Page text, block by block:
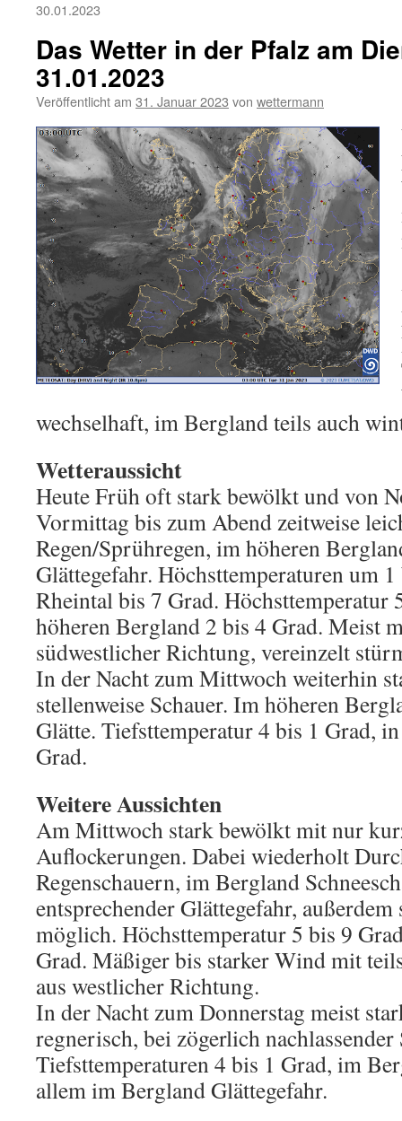
30.01.2023
Das Wetter in der Pfalz am
31.01.2023
Veröffentlicht am 31. Januar 2023 von wettermann
wechselhaft, im Bergland teils auch
Wetteraussicht
Heute Früh oft stark bewölkt und von
Vormittag bis zum Abend zeitweise
Regen/Sprühregen, im höheren
Glättegefahr. Höchsttemperaturen um
Rheintal bis 7 Grad. Höchsttemperatur
höheren Bergland 2 bis 4 Grad. Meist
südwestlicher Richtung, vereinzelt
In der Nacht zum Mittwoch weiterhin
stellenweise Schauer. Im höheren
Glätte. Tiefsttemperatur 4 bis 1 Grad,
Grad.
Weitere Aussichten
Am Mittwoch stark bewölkt mit nur
Auflockerungen. Dabei wiederholt
Regenschauern, im Bergland
entsprechender Glättegefahr,
möglich. Höchsttemperatur 5 bis 9
Grad. Mäßiger bis starker Wind mit
aus westlicher Richtung.
In der Nacht zum Donnerstag meist
regnerisch, bei zögerlich
Tiefsttemperaturen 4 bis 1 Grad, im
allem im Bergland Glättegefahr.